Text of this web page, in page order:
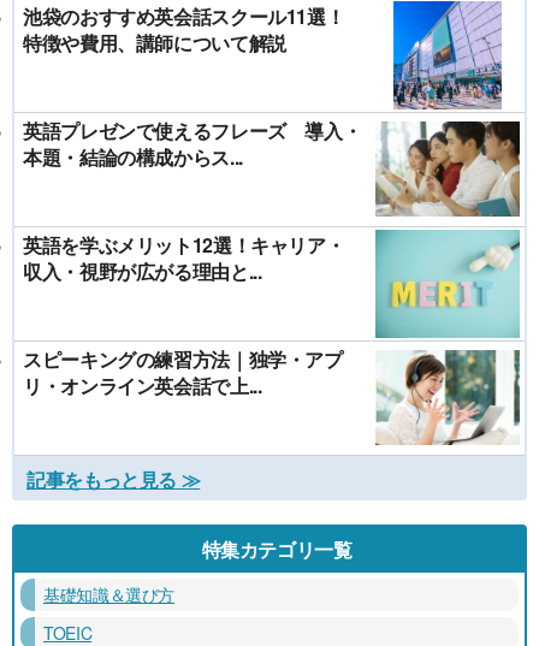
池袋のおすすめ英会話スクール11選！
特徴や費用、講師について解説
英語プレゼンで使えるフレーズ 導入・
本題・結論の構成からス...
英語を学ぶメリット12選！キャリア・
収入・視野が広がる理由と...
スピーキングの練習方法｜独学・アプ
リ・オンライン英会話で上...
記事をもっと見る ≫
特集カテゴリ一覧
基礎知識＆選び方
TOEIC